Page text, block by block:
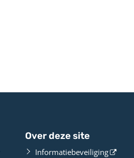
Over deze site
Informatiebeveiliging